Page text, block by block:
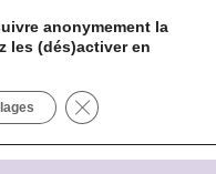
anonymement la
les (dés)activer en
Fermer la